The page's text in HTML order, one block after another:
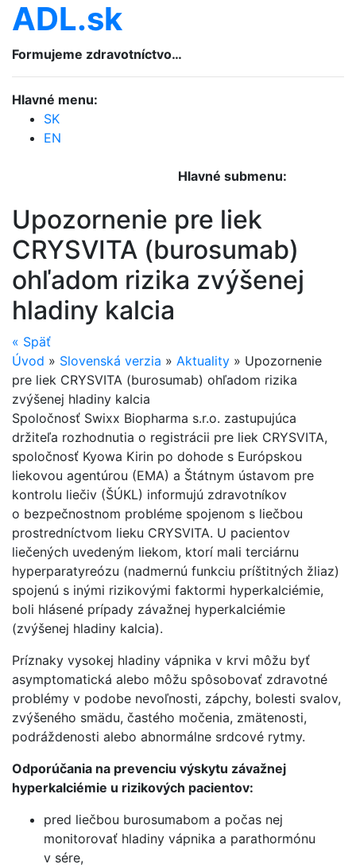
ADL.sk
Formujeme zdravotníctvo…
Hlavné menu:
SK
EN
Hlavné submenu:
Upozornenie pre liek
CRYSVITA (burosumab)
ohľadom rizika zvýšenej
hladiny kalcia
« Späť
Úvod » Slovenská verzia » Aktuality » Upozornenie
pre liek CRYSVITA (burosumab) ohľadom rizika
zvýšenej hladiny kalcia
Spoločnosť Swixx Biopharma s.r.o. zastupujúca
držiteľa rozhodnutia o registrácii pre liek CRYSVITA,
spoločnosť Kyowa Kirin po dohode s Európskou
liekovou agentúrou (EMA) a Štátnym ústavom pre
kontrolu liečiv (ŠÚKL) informujú zdravotníkov
o bezpečnostnom probléme spojenom s liečbou
prostredníctvom lieku CRYSVITA. U pacientov
liečených uvedeným liekom, ktorí mali terciárnu
hyperparatyreózu (nadmernú funkciu príštitných žliaz)
spojenú s inými rizikovými faktormi hyperkalciémie,
boli hlásené prípady závažnej hyperkalciémie
(zvýšenej hladiny kalcia).
Príznaky vysokej hladiny vápnika v krvi môžu byť
asymptomatická alebo môžu spôsobovať zdravotné
problémy v podobe nevoľnosti, zápchy, bolesti svalov,
zvýšeného smädu, častého močenia, zmätenosti,
podráždenosti alebo abnormálne srdcové rytmy.
Odporúčania na prevenciu výskytu závažnej
hyperkalciémie u rizikových pacientov:
pred liečbou burosumabom a počas nej
monitorovať hladiny vápnika a parathormónu
v sére,